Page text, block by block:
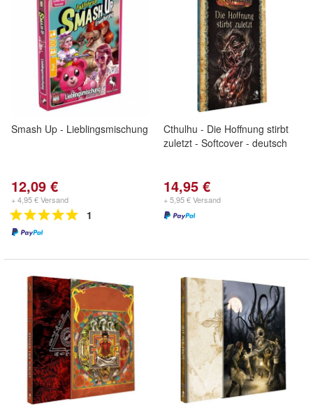
Smash Up - Lieblingsmischung
12,09 €
+ 4,95 € Versand
1
Cthulhu - Die Hoffnung stirbt
zuletzt - Softcover - deutsch
14,95 €
+ 5,95 € Versand